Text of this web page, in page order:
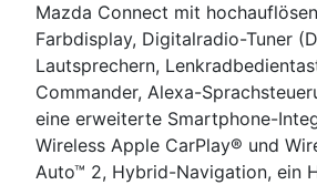
Mazda Connect mit
Farbdisplay, Digitalradio-Tuner
Lautsprechern,
Commander, Alexa-
eine erweiterte Smartphone-
Wireless Apple CarPlay® und
Auto™ 2, Hybrid-Navigation, ein